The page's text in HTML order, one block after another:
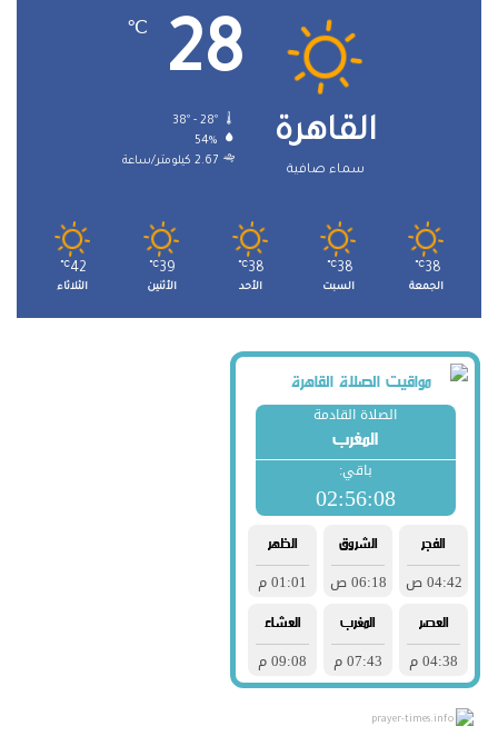
القاهرة
سماء صافية
28
℃
38º - 28º
54%
2.67 كيلومتر/ساعة
38
℃
الجمعة
38
℃
السبت
38
℃
الأحد
39
℃
الأثنين
42
℃
الثلاثاء
prayer-times.info